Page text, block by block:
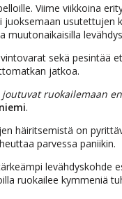
Viime viikkoina
usutettujen
muutonaikaisilla
sekä pesintää
jatkoa.
ruokailemaan
.
häiritsemistä on
parvessa paniikin.
levähdyskohde
ruokailee kymmeniä